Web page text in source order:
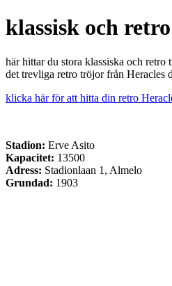
klassisk och
här hittar du stora klassiska och
det trevliga retro tröjor från Heracles
klicka här för att hitta din retro
Stadion: Erve Asito
Kapacitet: 13500
Adress: Stadionlaan 1, Almelo
Grundad: 1903